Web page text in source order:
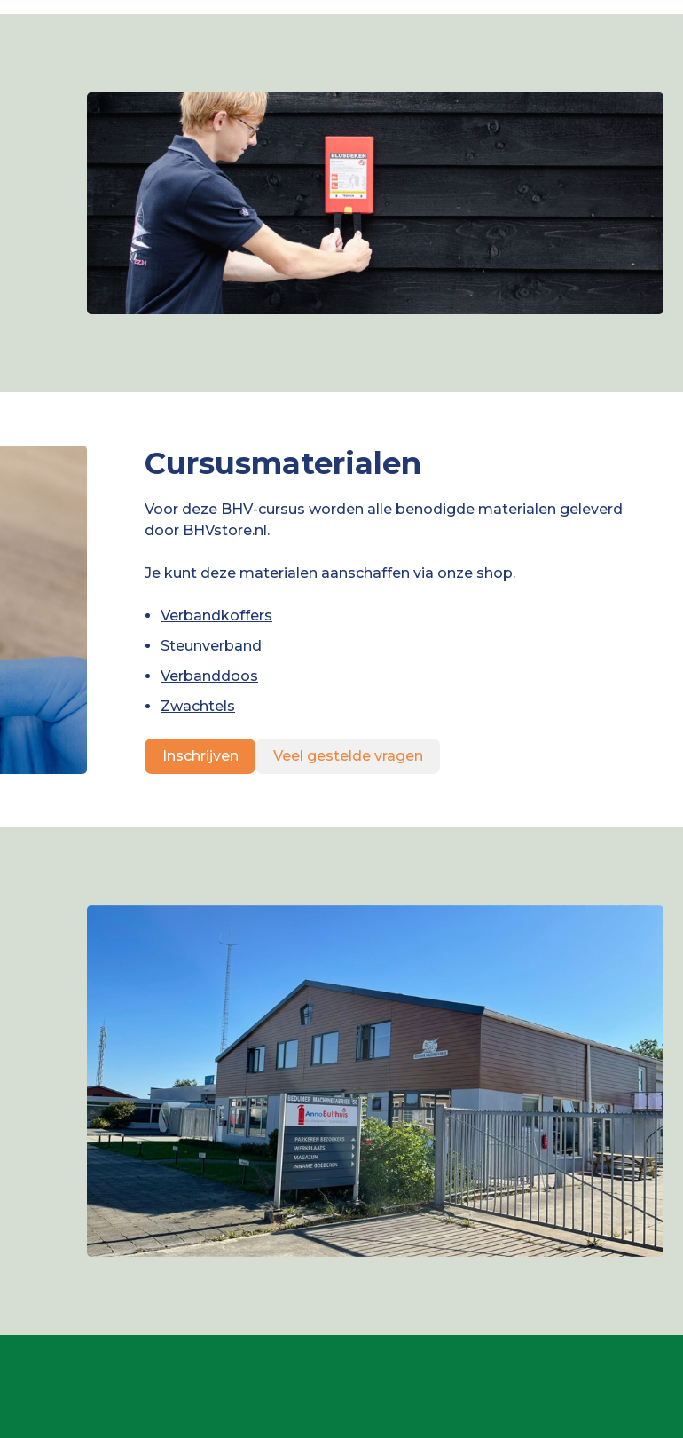
Cursusmaterialen
Voor deze BHV-cursus worden alle benodigde materialen geleverd
door BHVstore.nl.
Je kunt deze materialen aanschaffen via onze shop.
Verbandkoffers
Steunverband
Verbanddoos
Zwachtels
Inschrijven Veel gestelde vragen